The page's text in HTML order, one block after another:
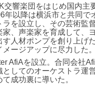
交響楽団をはじめ国内主
年以降は横浜市と共同で
を設立し、その芸術監
家、声楽家を育成して、
人材ポンプを創り上げ
ージアップに尽力した。
AfiAを設立。合同会社
してのオーケストラ運
成功裏に導いた。